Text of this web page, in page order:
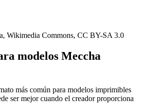
Wikimedia Commons, CC BY-SA 3.0
modelos Meccha
más común para modelos imprimibles
ser mejor cuando el creador proporciona